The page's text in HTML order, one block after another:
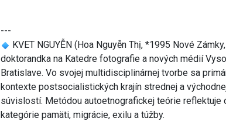
---
KVET NGUYỄN (Hoa Nguyễn Thị, *1995 Nové
doktorandka na Katedre fotografie a nových médií
Bratislave. Vo svojej multidisciplinárnej tvorbe sa
kontexte postsocialistických krajín strednej a
súvislostí. Metódou autoetnografickej teórie reflektuje
kategórie pamäti, migrácie, exilu a túžby.